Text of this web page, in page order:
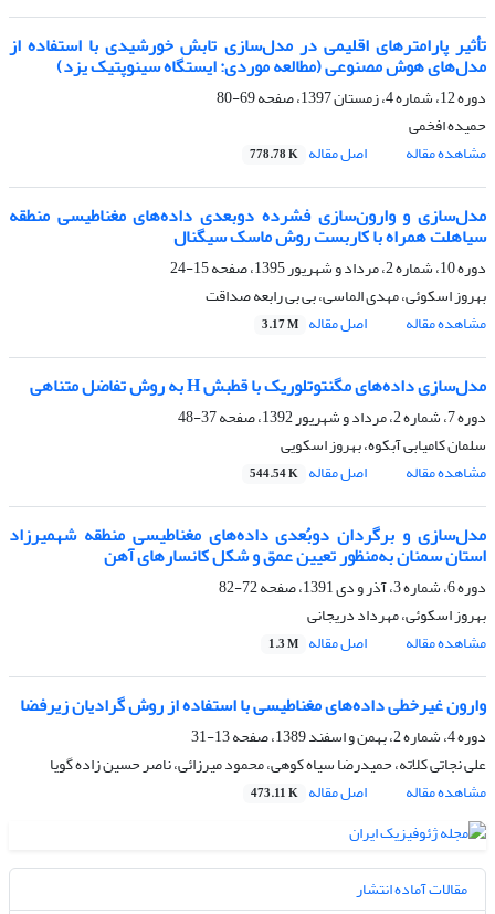
تأثیر پارامترهای اقلیمی در مدل‌سازی تابش خورشیدی با استفاده از
مدل‌های هوش مصنوعی (مطالعه موردی: ایستگاه سینوپتیک یزد)
دوره 12، شماره 4، زمستان 1397، صفحه
69-80
حمیده افخمی
مشاهده مقاله
اصل مقاله 778.78 K
مدل‌سازی و وارون‌سازی فشرده دوبعدی داده‌های مغناطیسی منطقه
سیاه‏لت همراه با کاربست روش ماسک سیگنال
دوره 10، شماره 2، مرداد و شهریور 1395، صفحه
15-24
بهروز اسکوئی، مهدی الماسی، بی بی رابعه صداقت
مشاهده مقاله
اصل مقاله 3.17 M
مدل‌سازی داده‌‌های مگنتوتلوریک با قطبش H به روش تفاضل متناهی
دوره 7، شماره 2، مرداد و شهریور 1392، صفحه
37-48
سلمان کامیابی آبکوه، بهروز اسکویی
مشاهده مقاله
اصل مقاله 544.54 K
مدل‌سازی و برگردان دوبُعدی داده‌های مغناطیسی منطقه شهمیرزاد
استان سمنان به‌‌منظور تعیین عمق و شکل کانسارهای آهن
دوره 6، شماره 3، آذر و دی 1391، صفحه
72-82
بهروز اسکوئی، مهرداد دریجانی
مشاهده مقاله
اصل مقاله 1.3 M
وارون غیرخطی داده‌های مغناطیسی با استفاده از روش گرادیان زیرفضا
دوره 4، شماره 2، بهمن و اسفند 1389، صفحه
13-31
علی نجاتی کلاته، حمیدرضا سیاه کوهی، محمود میرزائی، ناصر حسین زاده گویا
مشاهده مقاله
اصل مقاله 473.11 K
مقالات آماده انتشار